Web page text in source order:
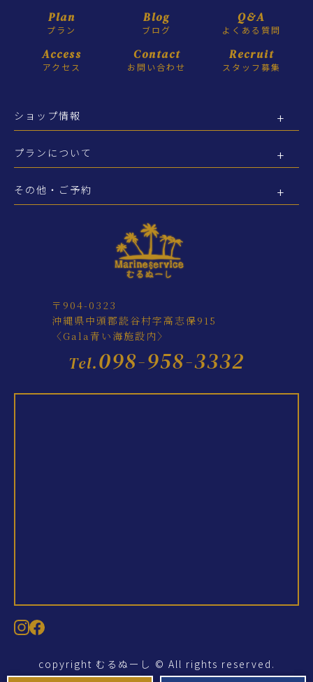
Plan
プラン
Blog
ブログ
Q&A
よくある質問
Access
アクセス
Contact
お問い合わせ
Recruit
スタッフ募集
ショップ情報
プランについて
その他・ご予約
〒904-0323
沖縄県中頭郡読谷村字高志保915
〈Gala青い海施設内〉
Tel.098-958-3332
copyright むるぬーし © All rights reserved.